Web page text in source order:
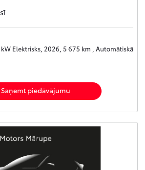
Elektrisks, 2026, 5 675 km , Automātiskā
Saņemt piedāvājumu